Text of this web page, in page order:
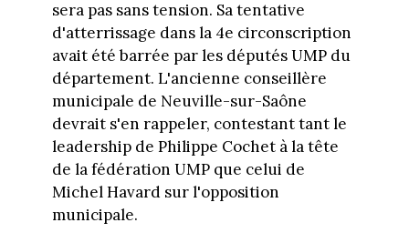
sera pas sans tension. Sa tentative
d'atterrissage dans la 4e circonscription
avait été barrée par les députés UMP du
département. L'ancienne conseillère
municipale de Neuville-sur-Saône
devrait s'en rappeler, contestant tant le
leadership de Philippe Cochet à la tête
de la fédération UMP que celui de
Michel Havard sur l'opposition
municipale.